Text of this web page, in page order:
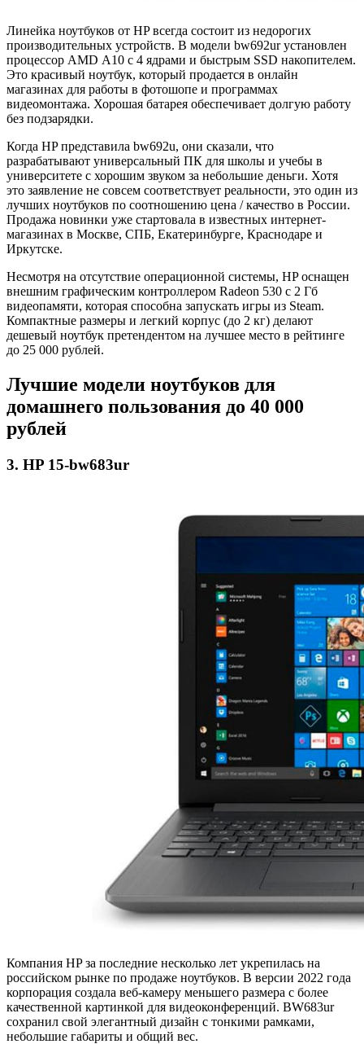
Линейка ноутбуков от HP всегда состоит из недорогих
производительных устройств. В модели bw692ur установлен
процессор AMD А10 с 4 ядрами и быстрым SSD накопителем.
Это красивый ноутбук, который продается в онлайн
магазинах для работы в фотошопе и программах
видеомонтажа. Хорошая батарея обеспечивает долгую работу
без подзарядки.
Когда HP представила bw692u, они сказали, что
разрабатывают универсальный ПК для школы и учебы в
университете с хорошим звуком за небольшие деньги. Хотя
это заявление не совсем соответствует реальности, это один из
лучших ноутбуков по соотношению цена / качество в России.
Продажа новинки уже стартовала в известных интернет-
магазинах в Москве, СПБ, Екатеринбурге, Краснодаре и
Иркутске.
Несмотря на отсутствие операционной системы, HP оснащен
внешним графическим контроллером Radeon 530 с 2 Гб
видеопамяти, которая способна запускать игры из Steam.
Компактные размеры и легкий корпус (до 2 кг) делают
дешевый ноутбук претендентом на лучшее место в рейтинге
до 25 000 рублей.
Лучшие модели ноутбуков для
домашнего пользования до 40 000
рублей
3. HP 15-bw683ur
Компания HP за последние несколько лет укрепилась на
российском рынке по продаже ноутбуков. В версии 2022 года
корпорация создала веб-камеру меньшего размера с более
качественной картинкой для видеоконференций. BW683ur
сохранил свой элегантный дизайн с тонкими рамками,
небольшие габариты и общий вес.